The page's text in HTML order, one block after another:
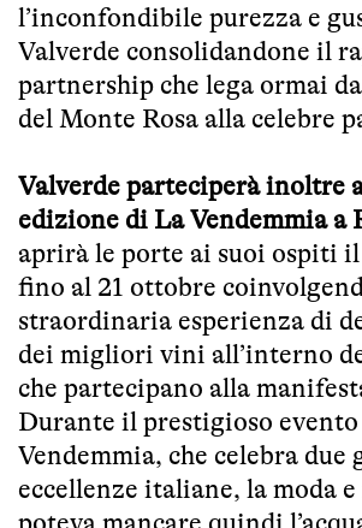
l’inconfondibile purezza e
Valverde consolidandone il
partnership che lega ormai
del Monte Rosa alla celebre
Valverde parteciperà inoltre
edizione di La Vendemmia a
aprirà le porte ai suoi ospiti
fino al 21 ottobre
straordinaria esperienza di
dei migliori vini all’interno
che partecipano alla
Durante il prestigioso evento
Vendemmia, che celebra due
eccellenze italiane, la moda